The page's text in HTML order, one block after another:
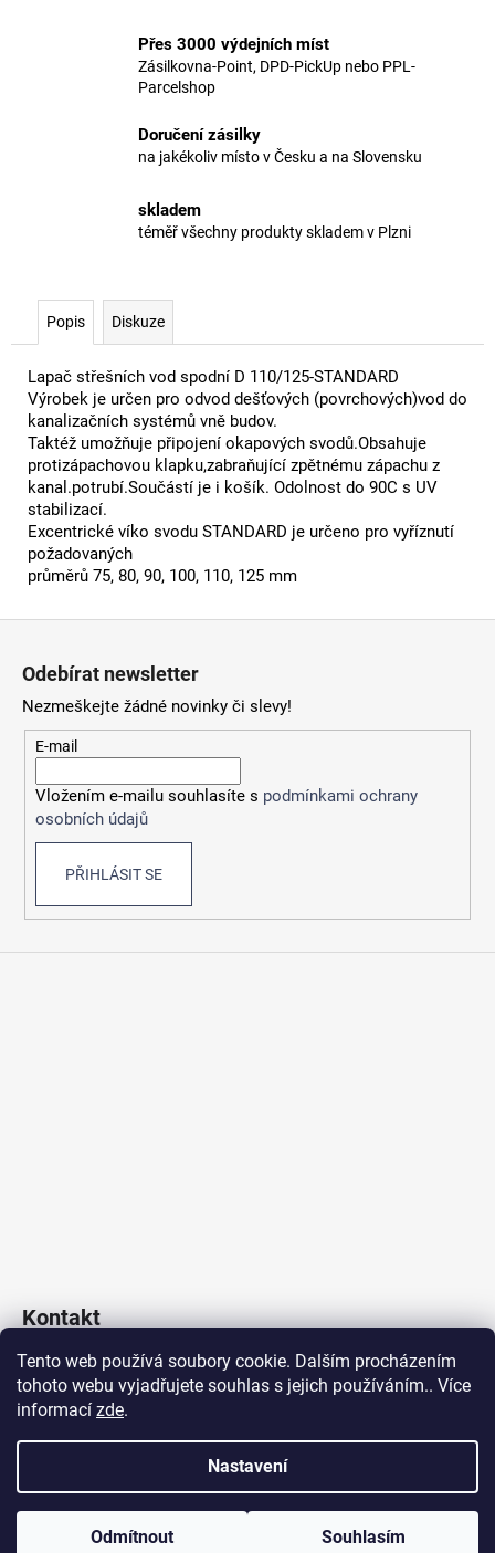
Tento web používá soubory cookie. Dalším procházením
tohoto webu vyjadřujete souhlas s jejich používáním.. Více
informací zde.
Nastavení
Odmítnout Souhlasím
Přes 3000 výdejních míst
Zásilkovna-Point, DPD-PickUp nebo PPL-
Parcelshop
Doručení zásilky
na jakékoliv místo v Česku a na Slovensku
skladem
téměř všechny produkty skladem v Plzni
Popis Diskuze
Lapač střešních vod spodní D 110/125-STANDARD
Výrobek je určen pro odvod dešťových (povrchových)vod do
kanalizačních systémů vně budov.
Taktéž umožňuje připojení okapových svodů.Obsahuje
protizápachovou klapku,zabraňující zpětnému zápachu z
kanal.potrubí.Součástí je i košík. Odolnost do 90C s UV
stabilizací.
Excentrické víko svodu STANDARD je určeno pro vyříznutí
požadovaných
průměrů 75, 80, 90, 100, 110, 125 mm
Odebírat newsletter
Nezmeškejte žádné novinky či slevy!
E-mail
Vložením e-mailu souhlasíte s podmínkami ochrany
osobních údajů
PŘIHLÁSIT SE
Kontakt
Poklop & Kanál s.r.o.
obchod@poklopakanal.cz
+420 601 541 517
Copyright 2026poklopakanal.cz . Všechna práva vyhrazena.